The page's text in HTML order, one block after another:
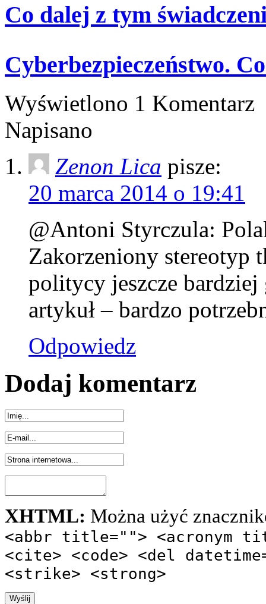
Co dalej z tym
Cyberbezpieczeństwo.
Wyświetlono 1 Komentarz
Napisano
Zenon Lica pisze:
20 marca 2014 o 19:41
@Antoni Styrczula:
Zakorzeniony stereotyp
politycy jeszcze
artykuł – bardzo
Odpowiedz
Dodaj komentarz
XHTML: Można użyć
<abbr title=""> <acronym
<cite> <code> <del
<strike> <strong>